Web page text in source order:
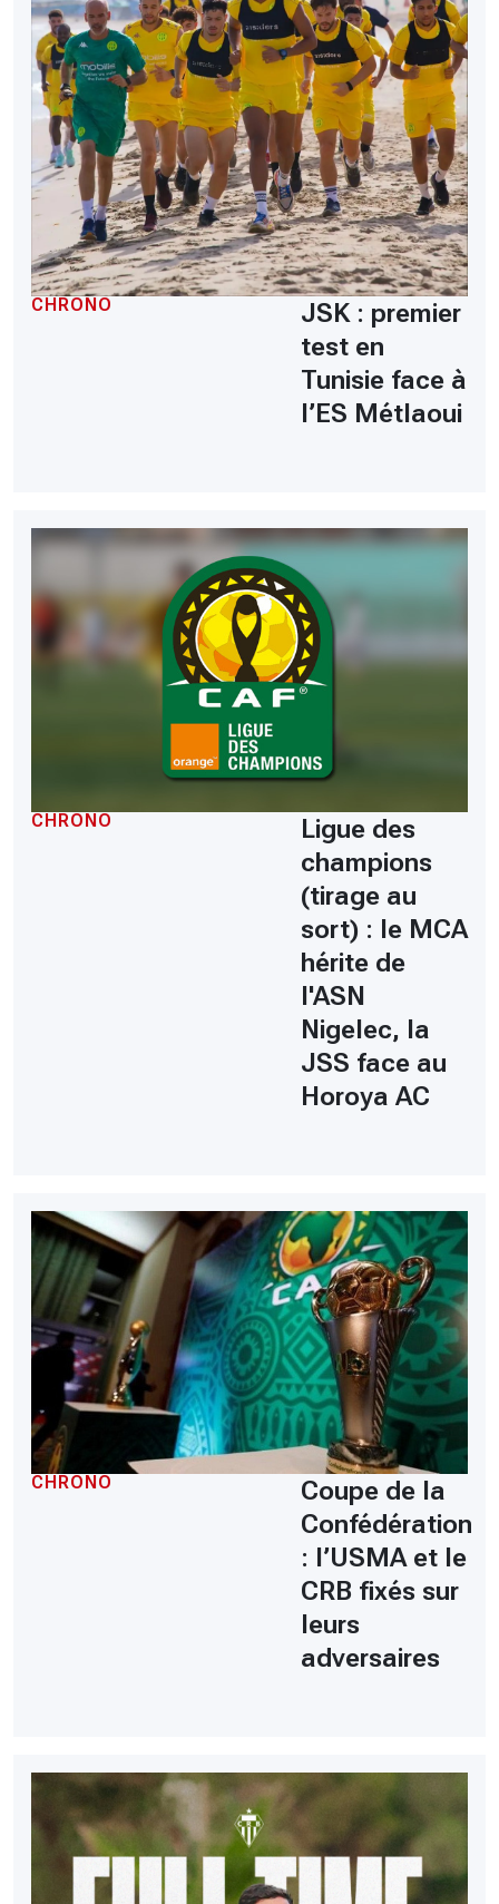
CHRONO
JSK : premier
test en
Tunisie face à
l’ES Métlaoui
CHRONO
Ligue des
champions
(tirage au
sort) : le MCA
hérite de
l'ASN
Nigelec, la
JSS face au
Horoya AC
CHRONO
Coupe de la
Confédération
: l’USMA et le
CRB fixés sur
leurs
adversaires